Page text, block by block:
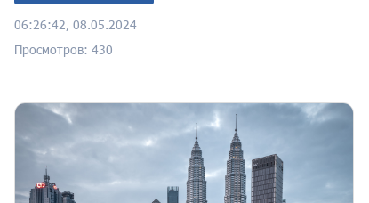
06:26:42, 08.05.2024
Просмотров: 430